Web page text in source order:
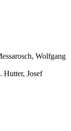
Wolfgang
Josef